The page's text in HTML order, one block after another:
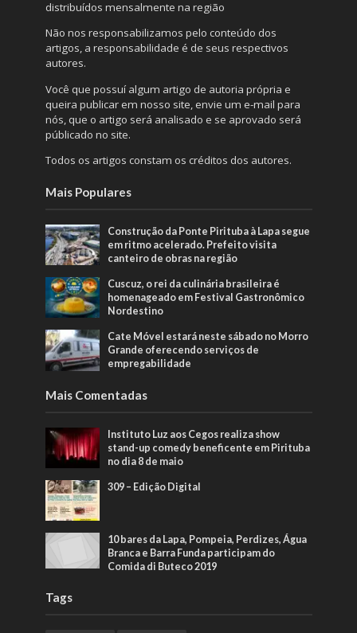
distribuídos mensalmente na região
Não nos responsabilizamos pelo conteúdo dos
artigos, a responsabilidade é de seus respectivos
autores.
Você que possuí algum artigo de autoria própria e
queira publicar em nosso site, envie um e-mail para
nós, que o artigo será analisado e se aprovado será
públicado no site.
Todos os artigos constam os créditos dos autores.
Mais Populares
Construção da Ponte Pirituba à Lapa segue
em ritmo acelerado. Prefeito visita
canteiro de obras na região
Cuscuz, o rei da culinária brasileira é
homenageado em Festival Gastronômico
Nordestino
Cate Móvel estará neste sábado no Morro
Grande oferecendo serviços de
empregabilidade
Mais Comentadas
Instituto Luz aos Cegos realiza show
stand-up comedy beneficente em Pirituba
no dia 8 de maio
309 – Edição Digital
10 bares da Lapa, Pompeia, Perdizes, Água
Branca e Barra Funda participam do
Comida di Buteco 2019
Tags